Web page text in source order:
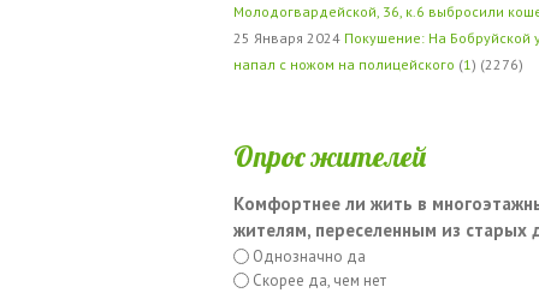
Молодогвардейской, 36, к.6 выбросили
25 Января 2024 Покушение: На Бобруйской
напал с ножом на полицейского (1 ) (2276)
Опрос жителей
Комфортнее ли жить в
жителям, переселенным из старых
Однозначно да
Скорее да, чем нет